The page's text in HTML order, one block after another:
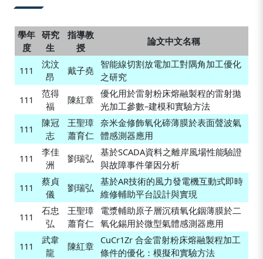
學年
度
研究
生
指導教
授
論文中文名稱
111
沈汶
昂
戴子堯
智能線切割放電加工對隅角加工優化
之研究
111
范得
福
陳紅章
優化用於雷射粉床熔融製程的雷射拋
光加工參數–建模和實驗方法
111
陳冠
志
王聖璋
蕭育仁
奈米金修飾氧化碲薄膜於表面聲波氣
體感測器應用
111
李佳
洲
劉瑞弘
基於SCADA資料之離岸風場性能驗證
與故障事件肇因分析
111
蔡貞
儀
劉瑞弘
基於AR技術的風力發電機互動式即時
維修輔助平台設計與實現
111
石忠
弘
王聖璋
蕭育仁
電漿輔助原子層沉積氧化銦薄膜於二
氧化錫用於微型氣體感測器應用
111
武韋
龍
陳紅章
CuCr1Zr 合金雷射粉床熔融製程加工
條件的優化：模擬和實驗方法